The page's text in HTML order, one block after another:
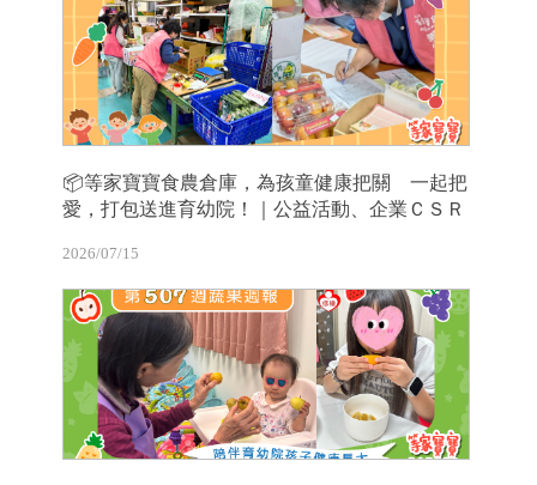
📦等家寶寶食農倉庫，為孩童健康把關 一起把
愛，打包送進育幼院！｜公益活動、企業ＣＳＲ
2026/07/15